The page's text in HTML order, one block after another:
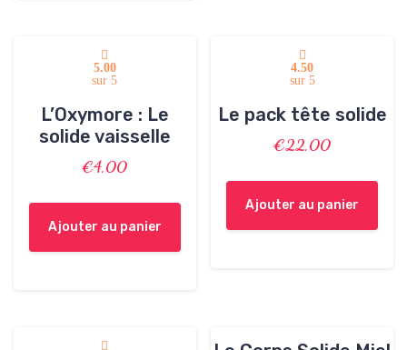
5.00
sur 5
L’Oxymore : Le
solide vaisselle
€4,00
Ajouter au panier
4.50
sur 5
Le pack tête solide
€22,00
Ajouter au panier